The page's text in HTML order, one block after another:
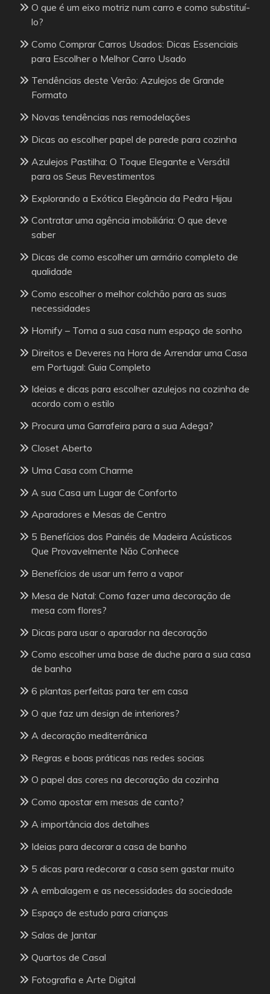
O que é um eixo motriz num carro e como substituí-
lo?
Como Comprar Carros Usados: Dicas Essenciais
para Escolher o Melhor Carro Usado
Tendências deste Verão: Azulejos de Grande
Formato
Novas tendências nas remodelações
Dicas ao escolher papel de parede para cozinha
Azulejos Pastilha: O Toque Elegante e Versátil
para os Seus Revestimentos
Explorando a Exótica Elegância da Pedra Hijau
Contratar uma agência imobiliária: O que deve
saber
Dicas de como escolher um armário completo de
qualidade
Como escolher o melhor colchão para as suas
necessidades
Homify – Torna a sua casa num espaço de sonho
Direitos e Deveres na Hora de Arrendar uma Casa
em Portugal: Guia Completo
Ideias e dicas para escolher azulejos na cozinha de
acordo com o estilo
Procura uma Garrafeira para a sua Adega?
Closet Aberto
Uma Casa com Charme
A sua Casa um Lugar de Conforto
Aparadores e Mesas de Centro
5 Benefícios dos Painéis de Madeira Acústicos
Que Provavelmente Não Conhece
Benefícios de usar um ferro a vapor
Mesa de Natal: Como fazer uma decoração de
mesa com flores?
Dicas para usar o aparador na decoração
Como escolher uma base de duche para a sua casa
de banho
6 plantas perfeitas para ter em casa
O que faz um design de interiores?
A decoração mediterrânica
Regras e boas práticas nas redes socias
O papel das cores na decoração da cozinha
Como apostar em mesas de canto?
A importância dos detalhes
Ideias para decorar a casa de banho
5 dicas para redecorar a casa sem gastar muito
A embalagem e as necessidades da sociedade
Espaço de estudo para crianças
Salas de Jantar
Quartos de Casal
Fotografia e Arte Digital